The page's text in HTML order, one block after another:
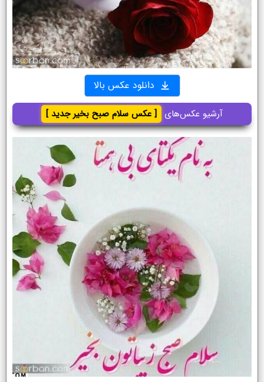
دانلود عکس بالا
آرشیو عکس‌های [ عکس سلام صبح بخیر جدید ]